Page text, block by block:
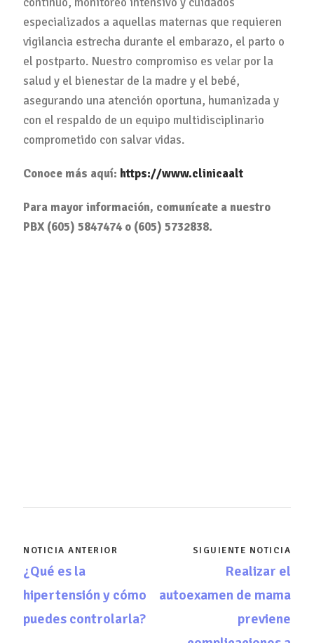
especializados a aquellas maternas que requieren
vigilancia estrecha durante el embarazo, el parto o
el postparto. Nuestro compromiso es velar por la
salud y el bienestar de la madre y el bebé,
asegurando una atención oportuna, humanizada y
con el respaldo de un equipo multidisciplinario
comprometido con salvar vidas.
Conoce más aquí: https://www.clinicaalt
Para mayor información, comunícate a nuestro
PBX (605) 5847474 o (605) 5732838.
NOTICIA ANTERIOR
¿Qué es la
hipertensión y cómo
puedes controlarla?
SIGUIENTE NOTICIA
Realizar el
autoexamen de mama
previene